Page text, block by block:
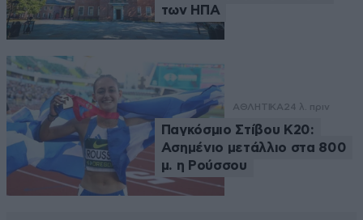
των ΗΠΑ
ΑΘΛΗΤΙΚΑ24 λ. πριν
Παγκόσμιο Στίβου Κ20:
Ασημένιο μετάλλιο στα 800
μ. η Ρούσσου